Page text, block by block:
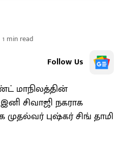
1 min read
Follow Us
மாநிலத்தின்
சிவாஜி நகராக
புஷ்கர் சிங் தாமி